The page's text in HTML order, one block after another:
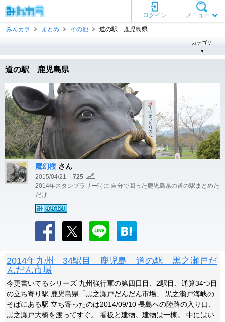
メニュー
ログイン
みんカラ
まとめ その他 道の駅 鹿児島県
カテゴリ
▼
道の駅 鹿児島県
魔幻楼 さん
2015/04/21
725
2014年スタンプラリー時に 自分で回った鹿児島県の道の駅まとめた
だけ
2014年九州 34駅目 鹿児島 道の駅 黒之瀬戸だ
んだん市場
今更書いてるシリーズ 九州強行軍の第四日目、2駅目、通算34つ目
の立ち寄り駅 鹿児島県「黒之瀬戸だんだん市場」 黒之瀬戸海峡の
そばにある駅 立ち寄ったのは2014/09/10 長島への陸路の入り口、
黒之瀬戸大橋を渡ってすぐ。 看板と建物。建物は一棟。 中にはい